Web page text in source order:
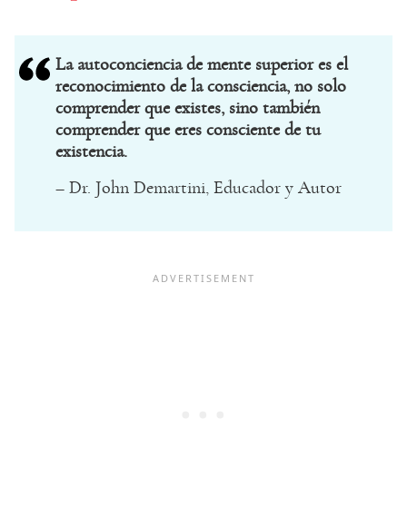
La autoconciencia de mente superior es el
reconocimiento de la consciencia, no solo
comprender que existes, sino también
comprender que eres consciente de tu
existencia.
– Dr. John Demartini, Educador y Autor